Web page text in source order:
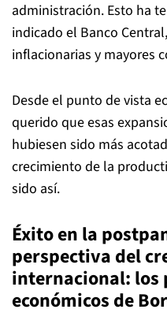
administración. Esto ha
indicado el Banco
inflacionarias y mayores
Desde el punto de vista
querido que esas
hubiesen sido más
crecimiento de la
sido así.
Éxito en la
perspectiva del
internacional: los
económicos de